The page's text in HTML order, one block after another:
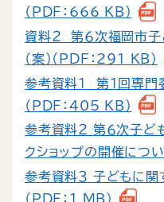
（PDF：666 KB）
資料２ 第６次福岡市
（案）（PDF：291 KB）
参考資料１ 第１回専
（PDF：405 KB）
参考資料２ 第６次子ど
クショップの開催につ
参考資料３ 子どもに関
（PDF：1 MB）